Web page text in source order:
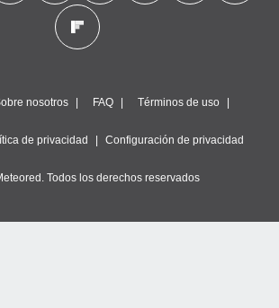
nosotros FAQ Términos de uso
de privacidad Configuración de privacidad
Todos los derechos reservados